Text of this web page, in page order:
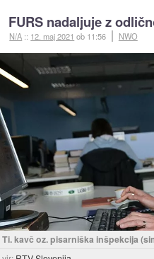
FURS nadaljuje z
N/A :: 12. maj 2021 ob 11:56 NWO
Ti. kavč oz. pisarniška inšpekcija